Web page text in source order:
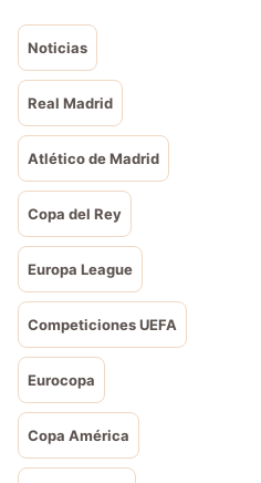
Noticias
Real Madrid
Atlético de Madrid
Copa del Rey
Europa League
Competiciones UEFA
Eurocopa
Copa América